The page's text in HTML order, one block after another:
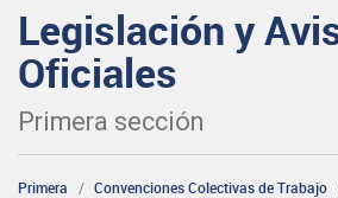
Legislación y
Oficiales
Primera sección
Primera Convenciones Colectivas de Trabajo